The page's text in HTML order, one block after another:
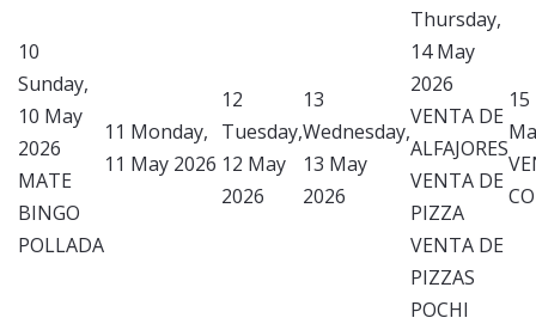
10
Sunday,
10 May
2026
MATE
BINGO
POLLADA
11 Monday,
11 May 2026
12
Tuesday,
12 May
2026
13
Wednesday,
13 May
2026
Thursday,
14 May
2026
VENTA DE
ALFAJORES
VENTA DE
PIZZA
VENTA DE
PIZZAS
POCHI
15